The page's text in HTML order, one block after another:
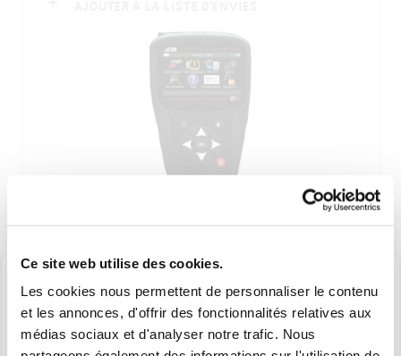
Ce site web utilise des cookies.
Les cookies nous permettent de personnaliser le contenu
et les annonces, d'offrir des fonctionnalités relatives aux
médias sociaux et d'analyser notre trafic. Nous
5628000
ATEQ VT57 OUTIL DE DIAGNOSTIC TPMS
(TOUTES MARQUES OUVERT)